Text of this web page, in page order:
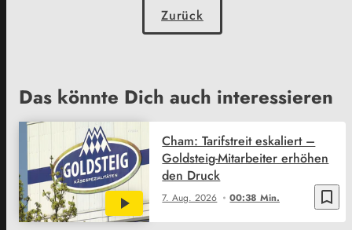
Zurück
Das könnte Dich auch interessieren
bookmark_border
7. Aug. 2026 00:38 Min.
Cham: Tarifstreit eskaliert –
Goldsteig-Mitarbeiter erhöhen
den Druck